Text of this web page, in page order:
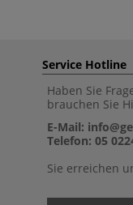
Service Hotline
Haben Sie
brauchen Sie
E-Mail:
Telefon: 05
Sie erreichen